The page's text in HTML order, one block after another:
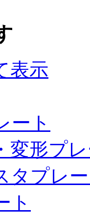
表示
ート
変形プ
タプレ
ト